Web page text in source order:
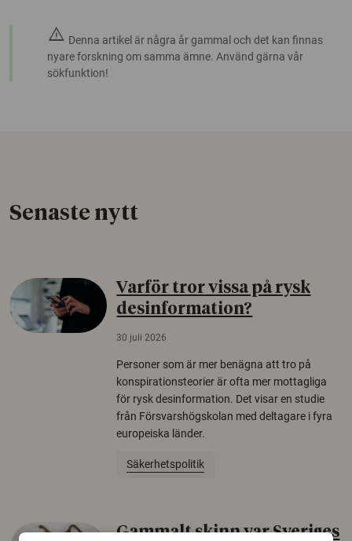
warning Denna artikel är några år gammal och det kan finnas
nyare forskning om samma ämne. Använd gärna vår
sökfunktion!
Senaste nytt
Varför tror vissa på rysk
desinformation?
30 juli 2026
Personer som är mer benägna att tro på
konspirationsteorier är ofta mer mottagliga
för rysk desinformation. Det visar en studie
från Försvarshögskolan med deltagare i fyra
europeiska länder.
Säkerhetspolitik
Gammalt skinn var Sveriges